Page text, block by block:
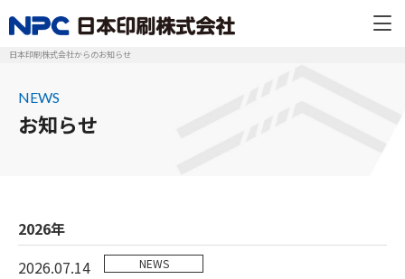
日本印刷株式会社からのお知らせ
NEWS
お知らせ
2026年
2026.07.14
NEWS